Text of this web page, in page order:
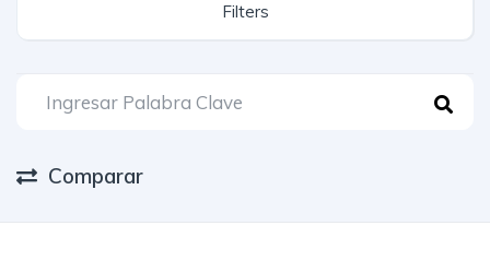
Filters
Comparar